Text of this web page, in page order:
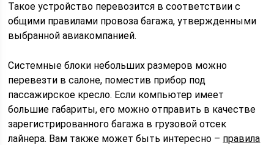
Такое устройство перевозится в соответствии с
общими правилами провоза багажа, утвержденными
выбранной авиакомпанией.
Системные блоки небольших размеров можно
перевезти в салоне, поместив прибор под
пассажирское кресло. Если компьютер имеет
большие габариты, его можно отправить в качестве
зарегистрированного багажа в грузовой отсек
лайнера. Вам также может быть интересно – правила